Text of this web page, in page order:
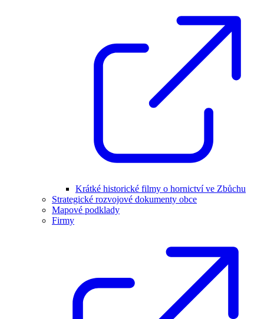
Krátké historické filmy o hornictví ve Zbůchu
Strategické rozvojové dokumenty obce
Mapové podklady
Firmy